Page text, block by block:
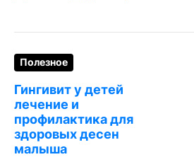
Полезное
Гингивит у детей
лечение и
профилактика для
здоровых десен
малыша